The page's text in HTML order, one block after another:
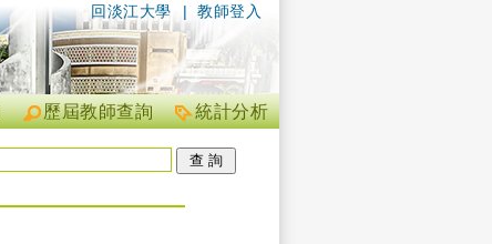
| 教師登入
回淡江大學
統計分析
歷屆教師查詢